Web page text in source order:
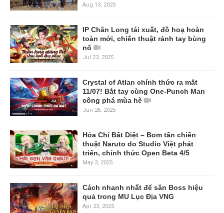
Aug 13, 2025
IP Chân Long tái xuất, đồ hoạ hoàn
toàn mới, chiến thuật rảnh tay bùng
nổ
Jul 23, 2025
Crystal of Atlan chính thức ra mắt
11/07! Bắt tay cùng One-Punch Man
công phá mùa hè
Jun 26, 2025
Hỏa Chí Bất Diệt – Bom tấn chiến
thuật Naruto do Studio Việt phát
triển, chính thức Open Beta 4/5
May 3, 2025
Cách nhanh nhất để săn Boss hiệu
quả trong MU Lục Địa VNG
Apr 23, 2025